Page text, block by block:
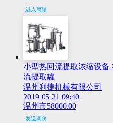
进入商铺
小型热回流提取浓缩设备
流提取罐
温州利捷机械有限公司
2019-05-21 09:40
温州市58000.00
发送询价